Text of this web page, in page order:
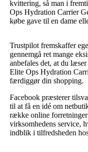
kvittering, så man i
Ops Hydration Carrier
købe gave til en dame
Trustpilot fremskaffer
gennemgå ret mange
anbefales det, at du
Elite Ops Hydration
færdiggør din shopping.
Facebook præsterer
til at få en idé om
række online
virksomhedens service,
indblik i tilfredsheden